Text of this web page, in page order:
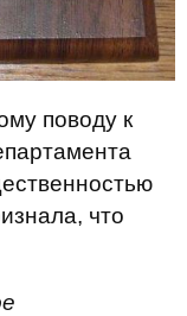
поводу к
что